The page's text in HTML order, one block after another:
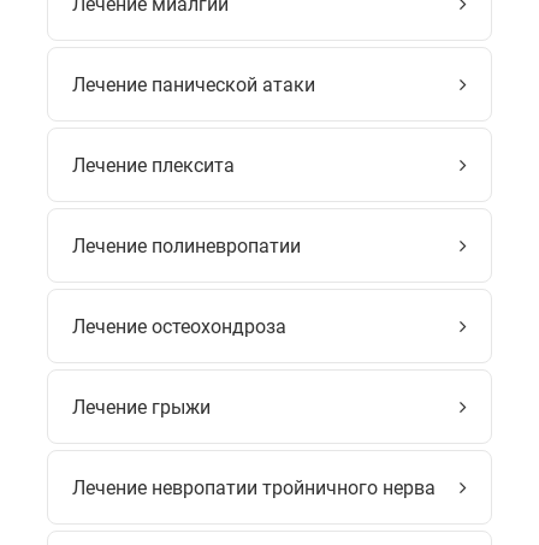
Лечение панической атаки
Лечение плексита
Лечение полиневропатии
Лечение остеохондроза
Лечение грыжи
Лечение невропатии тройничного нерва